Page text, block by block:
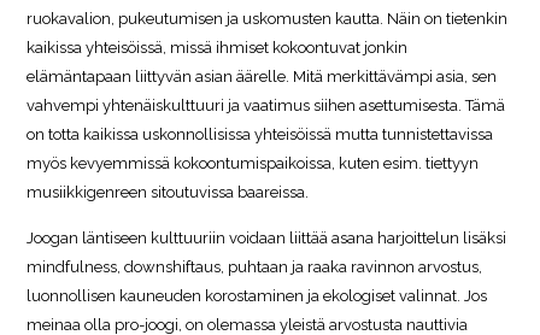
ruokavalion, pukeutumisen ja uskomusten kautta. Näin on tietenkin
kaikissa yhteisöissä, missä ihmiset kokoontuvat jonkin
elämäntapaan liittyvän asian äärelle. Mitä merkittävämpi asia, sen
vahvempi yhtenäiskulttuuri ja vaatimus siihen asettumisesta. Tämä
on totta kaikissa uskonnollisissa yhteisöissä mutta tunnistettavissa
myös kevyemmissä kokoontumispaikoissa, kuten esim. tiettyyn
musiikkigenreen sitoutuvissa baareissa.
Joogan läntiseen kulttuuriin voidaan liittää asana harjoittelun lisäksi
mindfulness, downshiftaus, puhtaan ja raaka ravinnon arvostus,
luonnollisen kauneuden korostaminen ja ekologiset valinnat. Jos
meinaa olla pro-joogi, on olemassa yleistä arvostusta nauttivia